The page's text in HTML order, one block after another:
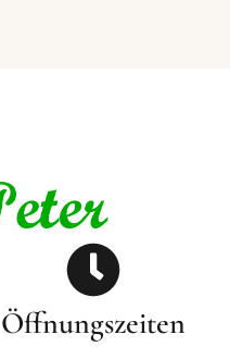
Öffnungszeiten